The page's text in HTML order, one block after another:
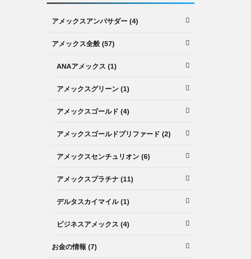
アメックスアンバサダー (4)
アメックス全般 (57)
ANAアメックス (1)
アメックスグリーン (1)
アメックスゴールド (4)
アメックスゴールドプリファード (2)
アメックスセンチュリオン (6)
アメックスプラチナ (11)
デルタスカイマイル (1)
ビジネスアメックス (4)
お金の情報 (7)